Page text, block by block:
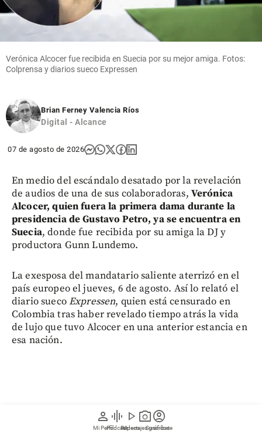
person
Mi Perfil
graphic_eq
Pódcast
play_arrow
Videos
photo_camera
Reportajes gráficos
account_circle
Suscríbete
Verónica Alcocer fue recibida en Suecia por su mejor amiga. Fotos:
Colprensa y diarios sueco Expressen
Brian Ferney Valencia Ríos
Digital - Alcance
07 de agosto de 2026
En medio del escándalo desatado por la revelación
de audios de una de sus colaboradoras, Verónica
Alcocer, quien fuera la primera dama durante la
presidencia de Gustavo Petro, ya se encuentra en
Suecia, donde fue recibida por su amiga la DJ y
productora Gunn Lundemo.
La exesposa del mandatario saliente aterrizó en el
país europeo el jueves, 6 de agosto. Así lo relató el
diario suecoExpressen, quien está censurado en
Colombia tras haber revelado tiempo atrás la vida
de lujo que tuvo Alcocer en una anterior estancia en
esa nación.